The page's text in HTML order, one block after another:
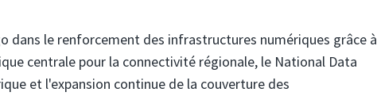
dans le renforcement des infrastructures numériques grâce à
centrale pour la connectivité régionale, le National Data
et l'expansion continue de la couverture des